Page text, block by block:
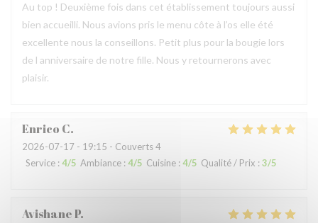
Au top ! Deuxième fois dans cet établissement toujours aussi
bien accueilli. Nous avions pris le menu côte à l’os elle été
excellente nous la conseillons. Petit plus pour la bougie lors
de l anniversaire de notre fille. Nous y retournerons avec
plaisir.
Enrico C
2026-07-17 - 19:15 - Couverts 4
Service : 4/5 Ambiance : 4/5 Cuisine : 4/5 Qualité / Prix : 3/5
AvishaneP